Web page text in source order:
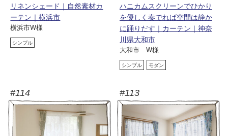
リネンシェード｜自然素材カ
ーテン｜横浜市
横浜市W様
シンプル
ハニカムスクリーンでひかり
を優しく奏でれば空間は静か
に踊りだす｜カーテン｜神奈
川県大和市
大和市 W様
シンプル モダン
#114 #113